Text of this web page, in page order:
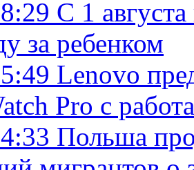
С 1
за ребенком
Lenovo
Pro с
Польша